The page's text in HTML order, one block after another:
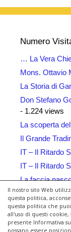
Il nostro sito Web
questa politica,
questa politica che
all'uso di questi
presente Informativa
possano essere
Numero
… La Vera
Mons. Ottavio
La Storia di
Don Stefano
- 1.224 views
La scoperta
Il Grande
IT – Il Ritardo
IT – Il Ritardo
La faccia
Siti Amici- 461